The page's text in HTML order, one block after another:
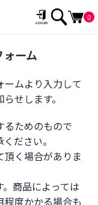
0
ーム
ムより入力して
せします。
ためのもので
ださい。
く場合がありま
商品によっては
度かかる場合も